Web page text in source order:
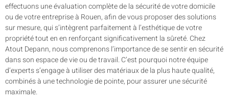
effectuons une évaluation complète de la sécurité de votre domicile
ou de votre entreprise à Rouen, afin de vous proposer des solutions
sur mesure, qui s’intègrent parfaitement à l’esthétique de votre
propriété tout en en renforçant significativement la sûreté. Chez
Atout Depann, nous comprenons l’importance de se sentir en sécurité
dans son espace de vie ou de travail. C’est pourquoi notre équipe
d’experts s’engage à utiliser des matériaux de la plus haute qualité,
combinés à une technologie de pointe, pour assurer une sécurité
maximale.